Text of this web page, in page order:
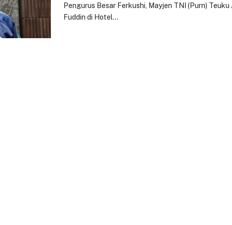
Pengurus Besar Ferkushi, Mayjen TNI (Purn)
Fuddin di Hotel…